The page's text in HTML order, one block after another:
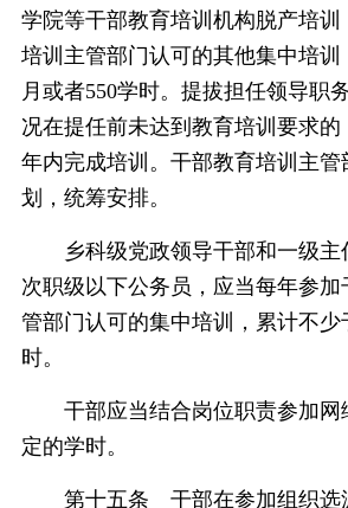
学院等干部教育培训机构脱产培训
培训主管部门认可的其他集中培训
月或者550学时。提拔担任领导职
况在提任前未达到教育培训要求的
年内完成培训。干部教育培训主管
划，统筹安排。
乡科级党政领导干部和一级主
次职级以下公务员，应当每年参加
管部门认可的集中培训，累计不少
时。
干部应当结合岗位职责参加网
定的学时。
第十五条 干部在参加组织选